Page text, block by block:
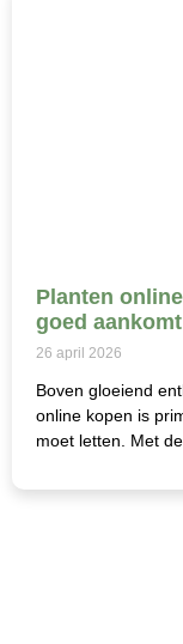
Planten
goed aankomt
26 april 2026
Boven gloeiend
online kopen is
moet letten. Met